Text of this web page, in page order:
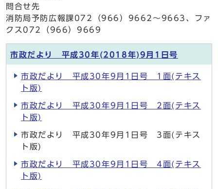
問合せ先
消防局予防広報課072（966）9662～9663、ファ
クス072（966）9669
市政だより 平成30年(2018年)9月1日号
市政だより 平成30年9月1日号 1面(テキス
ト版)
市政だより 平成30年9月1日号 2面(テキス
ト版)
市政だより 平成30年9月1日号 3面(テキス
ト版)
市政だより 平成30年9月1日号 4面(テキス
ト版)